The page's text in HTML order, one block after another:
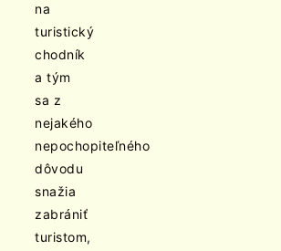
na
turistický
chodník
a tým
sa z
nejakého
nepochopiteľného
dôvodu
snažia
zabrániť
turistom,